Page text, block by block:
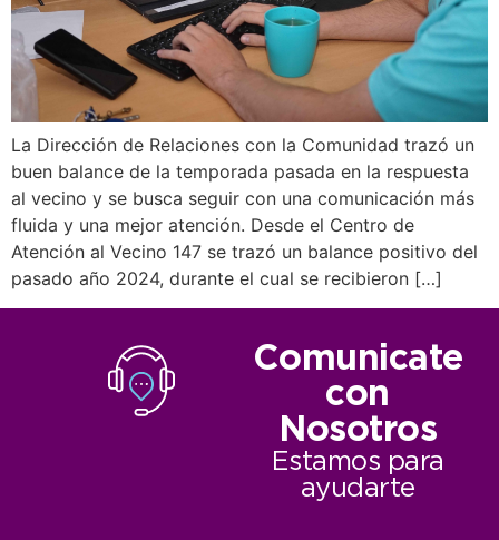
La Dirección de Relaciones con la Comunidad trazó un
buen balance de la temporada pasada en la respuesta
al vecino y se busca seguir con una comunicación más
fluida y una mejor atención. Desde el Centro de
Atención al Vecino 147 se trazó un balance positivo del
pasado año 2024, durante el cual se recibieron […]
Comunicate
con
Nosotros
Estamos para
ayudarte